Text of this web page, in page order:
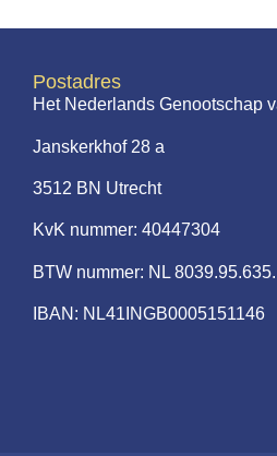
Postadres
Het Nederlands Genootschap
Janskerkhof 28 a
3512 BN Utrecht
KvK nummer: 40447304
BTW nummer: NL
IBAN: NL41INGB0005151146